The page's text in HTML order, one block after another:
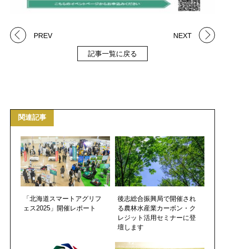
PREV
記事一覧に戻る
NEXT
関連記事
「北海道スマートアグリフ
ェス2025」開催レポート
後志総合振興局で開催され
る農林水産業カーボン・ク
レジット活用セミナーに登
壇します